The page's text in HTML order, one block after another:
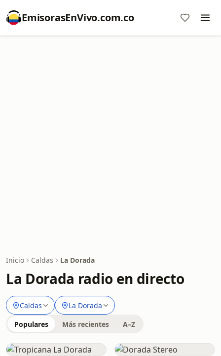
EmisorasEnVivo.com.co
Inicio Caldas La Dorada
La Dorada radio en directo
Caldas La Dorada
Populares Más recientes A–Z